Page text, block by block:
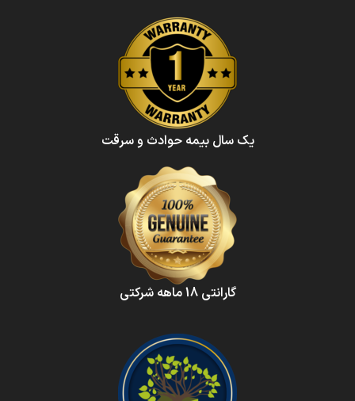
یک سال بیمه حوادث و سرقت
گارانتی 18 ماهه شرکتی